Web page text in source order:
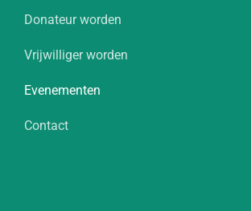
Donateur worden
Vrijwilliger worden
Evenementen
Contact